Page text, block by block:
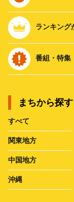
ランキング
番組・特集
まちから探す
すべて
関東地方
中国地方
沖縄